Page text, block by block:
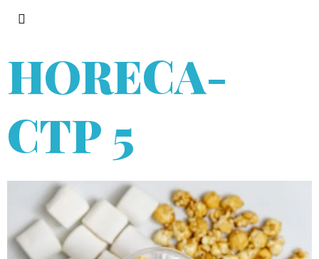
HORECA-
СТР 5